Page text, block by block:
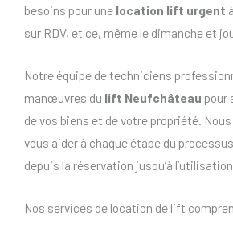
besoins pour une location lift urgent
sur RDV, et ce, même le dimanche et
Notre équipe de techniciens
manœuvres du lift Neufchâteau pour
de vos biens et de votre propriété.
vous aider à chaque étape du
depuis la réservation jusqu’à
Nos services de location de lift